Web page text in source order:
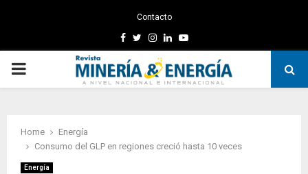
Contacto
Facebook
TwitterInstagram
LinkedinYoutube
PRIMARY
Home
Energía
Consumo del GLP en regiones creció hasta 10 veces
Energía